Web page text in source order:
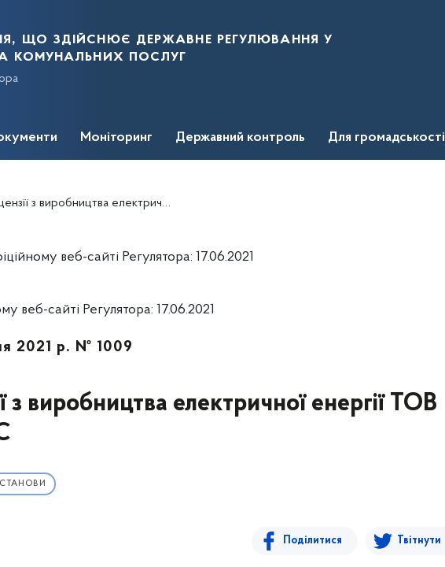
що здійснює державне регулювання у
комунальних послуг
Моніторинг Державний контроль Для громадськості
електричної енергії ТОВ "КЛАРС "ГАКРУКС
веб-сайті Регулятора: 17.06.2021
веб-сайті Регулятора: 17.06.2021
2021 р. № 1009
з виробництва електричної енергії ТОВ
Поділитися Твітнути